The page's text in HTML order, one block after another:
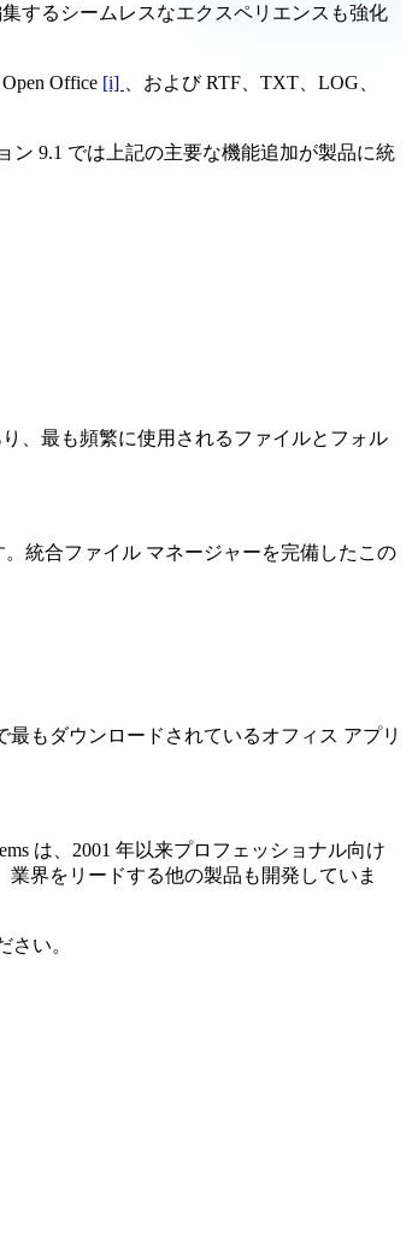
するシームレスなエクスペリエンスも強化
Office [i]
、および RTF、TXT、LOG、
ン 9.1 では上記の主要な機能追加が製品に統
、最も頻繁に使用されるファイルとフォル
。統合ファイル マネージャーを完備したこの
最もダウンロードされているオフィス アプリ
は、2001 年以来プロフェッショナル向け
業界をリードする他の製品も開発していま
さい。